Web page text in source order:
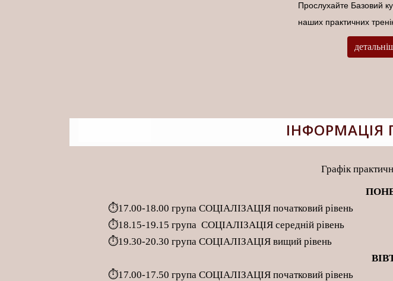
Прослухайте Базовий
наших практичних
ІНФОРМАЦІЯ
Графік
⏱17.00-18.00 група СОЦІАЛІЗАЦІЯ початковий рівень
⏱18.15-19.15 група СОЦІАЛІЗАЦІЯ середній рівень
⏱19.30-20.30 група СОЦІАЛІЗАЦІЯ вищий рівень
⏱17.00-17.50 група СОЦІАЛІЗАЦІЯ початковий рівень